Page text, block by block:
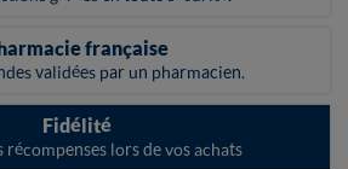
française
validées par un pharmacien.
Fidélité
récompenses lors de vos achats